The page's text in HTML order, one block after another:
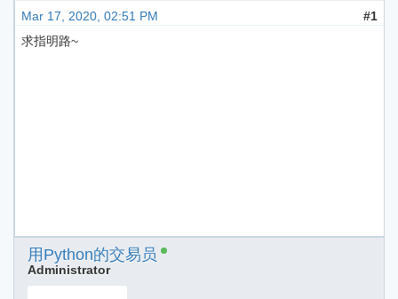
Mar 17, 2020, 02:51 PM
#1
求指明路~
用Python的交易员
Administrator